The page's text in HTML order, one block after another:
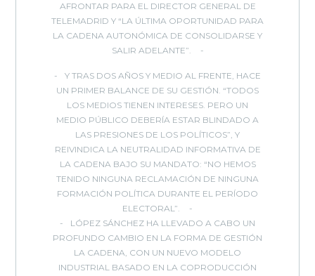
AFRONTAR PARA EL DIRECTOR GENERAL DE
TELEMADRID Y “LA ÚLTIMA OPORTUNIDAD PARA
LA CADENA AUTONÓMICA DE CONSOLIDARSE Y
SALIR ADELANTE”.
Y TRAS DOS AÑOS Y MEDIO AL FRENTE, HACE
UN PRIMER BALANCE DE SU GESTIÓN. “TODOS
LOS MEDIOS TIENEN INTERESES. PERO UN
MEDIO PÚBLICO DEBERÍA ESTAR BLINDADO A
LAS PRESIONES DE LOS POLÍTICOS”, Y
REIVINDICA LA NEUTRALIDAD INFORMATIVA DE
LA CADENA BAJO SU MANDATO: “NO HEMOS
TENIDO NINGUNA RECLAMACIÓN DE NINGUNA
FORMACIÓN POLÍTICA DURANTE EL PERÍODO
ELECTORAL”.
LÓPEZ SÁNCHEZ HA LLEVADO A CABO UN
PROFUNDO CAMBIO EN LA FORMA DE GESTIÓN
LA CADENA, CON UN NUEVO MODELO
INDUSTRIAL BASADO EN LA COPRODUCCIÓN